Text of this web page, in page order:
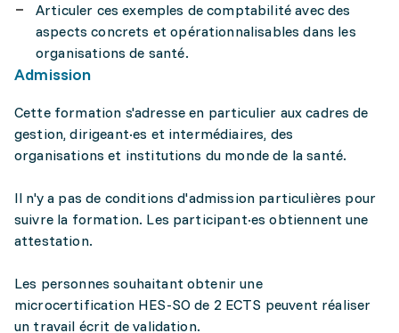
Articuler ces exemples de comptabilité avec des
aspects concrets et opérationnalisables dans les
organisations de santé.
Admission
Cette formation s'adresse en particulier aux cadres de
gestion, dirigeant·es et intermédiaires, des
organisations et institutions du monde de la santé.
Il n'y a pas de conditions d'admission particulières pour
suivre la formation. Les participant·es obtiennent une
attestation.
Les personnes souhaitant obtenir une
microcertification HES-SO de 2 ECTS peuvent réaliser
un travail écrit de validation.